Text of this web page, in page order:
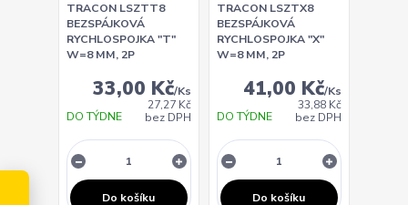
TRACON LSZTT8
BEZSPÁJKOVÁ
RYCHLOSPOJKA "T"
W=8 MM, 2P
33,00 Kč/Ks
27,27 Kč
bez DPH
DO TÝDNE
Do košíku
TRACON LSZTX8
BEZSPÁJKOVÁ
RYCHLOSPOJKA "X"
W=8 MM, 2P
41,00 Kč/Ks
33,88 Kč
bez DPH
DO TÝDNE
Do košíku